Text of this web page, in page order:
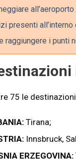
presenti all’interno
raggiungere i punti
75 le
Tirana;
Innsbruck,
ERZEGOVINA: